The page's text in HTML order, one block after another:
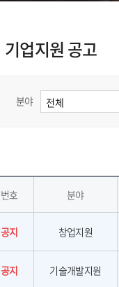
기업지원 공고
분야
번호 분야
공지 창업지원
공지 기술개발지원